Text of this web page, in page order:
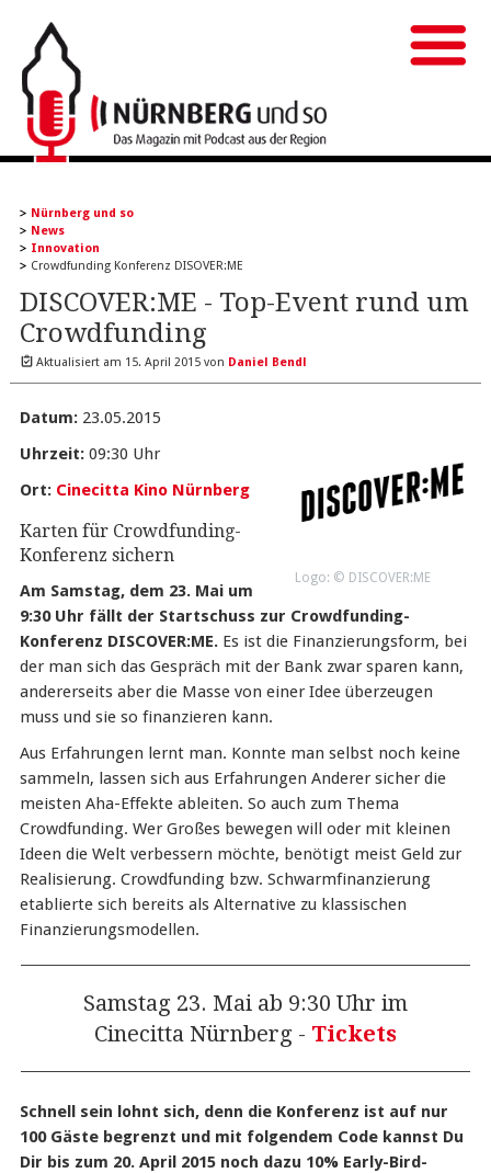
Nürnberg und so
News
Innovation
Crowdfunding Konferenz DISOVER:ME
DISCOVER:ME - Top-Event rund um
Crowdfunding
Aktualisiert am 15. April 2015von Daniel Bendl
Logo: © DISCOVER:ME
Datum:23.05.2015
Uhrzeit:09:30 Uhr
Ort: Cinecitta Kino Nürnberg
Karten für Crowdfunding-
Konferenz sichern
Am Samstag, dem 23. Mai um
9:30 Uhr fällt der Startschuss zur Crowdfunding-
Konferenz DISCOVER:ME.Es ist die Finanzierungsform, bei
der man sich das Gespräch mit der Bank zwar sparen kann,
andererseits aber die Masse von einer Idee überzeugen
muss und sie so finanzieren kann.
Aus Erfahrungen lernt man. Konnte man selbst noch keine
sammeln, lassen sich aus Erfahrungen Anderer sicher die
meisten Aha-Effekte ableiten. So auch zum Thema
Crowdfunding. Wer Großes bewegen will oder mit kleinen
Ideen die Welt verbessern möchte, benötigt meist Geld zur
Realisierung. Crowdfunding bzw. Schwarmfinanzierung
etablierte sich bereits als Alternative zu klassischen
Finanzierungsmodellen.
Samstag 23. Mai ab 9:30 Uhr im
Cinecitta Nürnberg - Tickets
Schnell sein lohnt sich, denn die Konferenz ist auf nur
100 Gäste begrenzt und mit folgendem Code kannst Du
Dir bis zum 20. April 2015 noch dazu 10% Early-Bird-